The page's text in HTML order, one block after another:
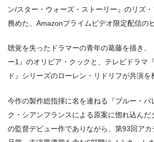
ン/スター・ウォーズ・ストーリー』のリズ
務めた、Amazonプライムビデオ限定配信の
聴覚を失ったドラマーの青年の葛藤を描き、
ー1』のオリビア・クックと、テレビドラマ
ド』シリーズのローレン・リドリフが共演を
今作の製作総指揮に名を連ねる『ブルー・バ
ク・シアンフランスによる原案に惚れ込んだ
の監督デビュー作でありながら、第93回ア